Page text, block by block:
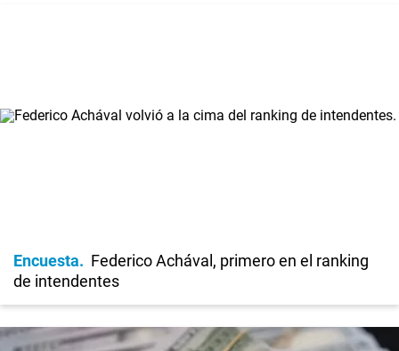
Encuesta
Federico Achával, primero en el ranking
de intendentes